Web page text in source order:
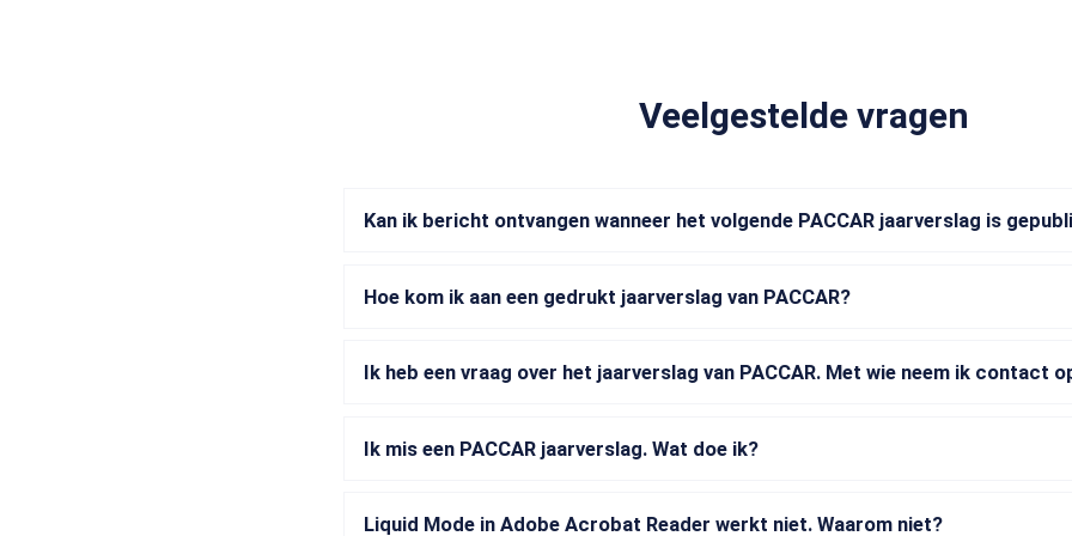
Veelgestelde vragen
Kan ik bericht ontvangen wanneer het volgende PACCAR jaarverslag is
Hoe kom ik aan een gedrukt jaarverslag van PACCAR?
Ik heb een vraag over het jaarverslag van PACCAR. Met wie neem ik contact
Ik mis een PACCAR jaarverslag. Wat doe ik?
Liquid Mode in Adobe Acrobat Reader werkt niet. Waarom niet?